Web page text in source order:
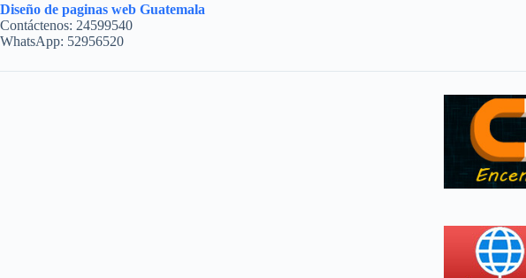
Diseño de paginas web Guatemala
Contáctenos: 24599540
WhatsApp: 52956520